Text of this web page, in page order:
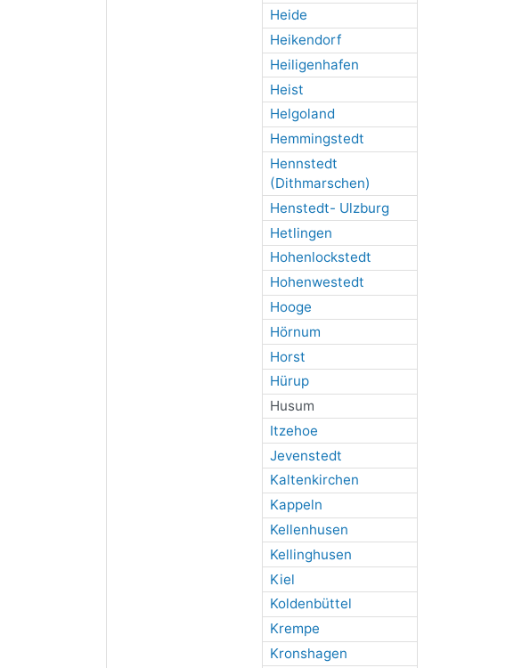
Heide
Heikendorf
Heiligenhafen
Heist
Helgoland
Hemmingstedt
Hennstedt
(Dithmarschen)
Henstedt- Ulzburg
Hetlingen
Hohenlockstedt
Hohenwestedt
Hooge
Hörnum
Horst
Hürup
Husum
Itzehoe
Jevenstedt
Kaltenkirchen
Kappeln
Kellenhusen
Kellinghusen
Kiel
Koldenbüttel
Krempe
Kronshagen